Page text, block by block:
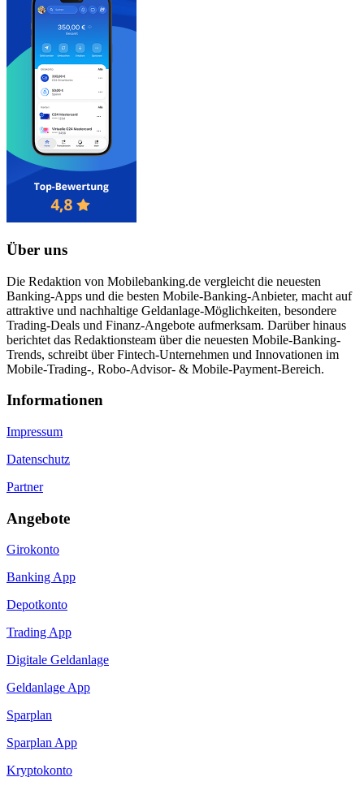
Über uns
Die Redaktion von Mobilebanking.de vergleicht die neuesten
Banking-Apps und die besten Mobile-Banking-Anbieter, macht auf
attraktive und nachhaltige Geldanlage-Möglichkeiten, besondere
Trading-Deals und Finanz-Angebote aufmerksam. Darüber hinaus
berichtet das Redaktionsteam über die neuesten Mobile-Banking-
Trends, schreibt über Fintech-Unternehmen und Innovationen im
Mobile-Trading-, Robo-Advisor- & Mobile-Payment-Bereich.
Informa­tionen
Impressum
Datenschutz
Partner
Angebote
Girokonto
Banking App
Depotkonto
Trading App
Digitale Geldanlage
Geldanlage App
Sparplan
Sparplan App
Kryptokonto